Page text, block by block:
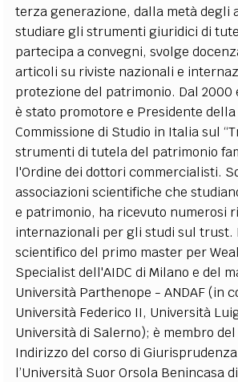
EXTRA
CODICI RUBRICHE LIBRI PROCEEDINGS
SOCIAL MEDIA
terza generazione, dalla metà degli
studiare gli strumenti giuridici di
partecipa a convegni, svolge
articoli su riviste nazionali e
protezione del patrimonio. Dal 2000
è stato promotore e Presidente
Commissione di Studio in Italia sul
strumenti di tutela del patrimonio
l'Ordine dei dottori commercialisti.
associazioni scientifiche che
e patrimonio, ha ricevuto numerosi
internazionali per gli studi sul trust.
scientifico del primo master per
Specialist dell'AIDC di Milano e del
Università Parthenope - ANDAF (in
Università Federico II, Università
Università di Salerno); è membro
Indirizzo del corso di
l’Università Suor Orsola Benincasa